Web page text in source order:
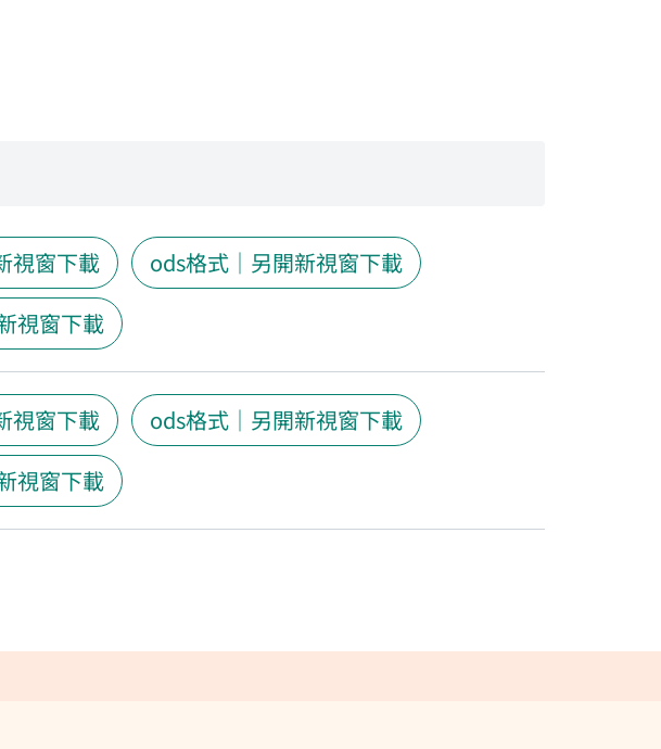
視窗下載
ods格式｜另開新視窗下載
視窗下載
視窗下載
ods格式｜另開新視窗下載
視窗下載